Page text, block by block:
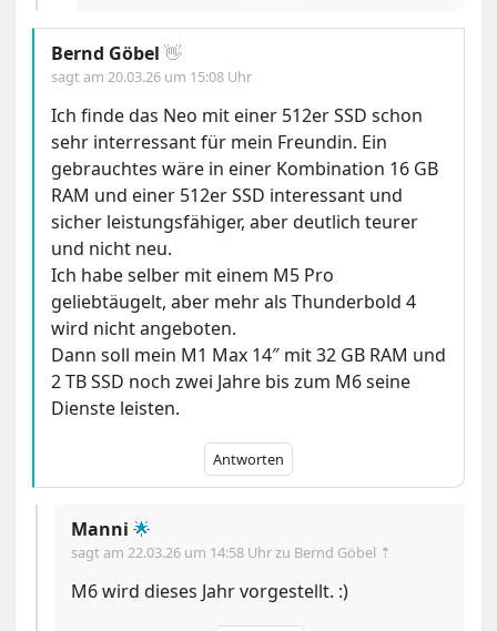
Bernd Göbel 👋
sagt am20.03.26 um 15:08 Uhr
Ich finde das Neo mit einer 512er SSD schon
sehr interressant für mein Freundin. Ein
gebrauchtes wäre in einer Kombination 16 GB
RAM und einer 512er SSD interessant und
sicher leistungsfähiger, aber deutlich teurer
und nicht neu.
Ich habe selber mit einem M5 Pro
geliebtäugelt, aber mehr als Thunderbold 4
wird nicht angeboten.
Dann soll mein M1 Max 14″ mit 32 GB RAM und
2 TB SSD noch zwei Jahre bis zum M6 seine
Dienste leisten.
Antworten
Manni 🌟
sagt am22.03.26 um 14:58 Uhrzu Bernd Göbel ⇡
M6 wird dieses Jahr vorgestellt. :)